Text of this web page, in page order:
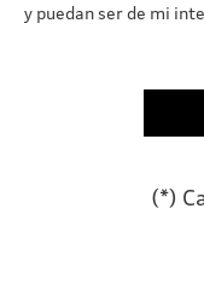
y puedan ser de mi
(*)